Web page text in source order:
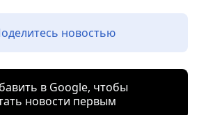
новостью
в Google, чтобы
новости первым